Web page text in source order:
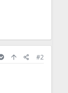
#2